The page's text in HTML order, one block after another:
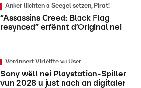
Anker liichten a Seegel setzen, Pirat!
“Assassins Creed: Black Flag
resynced” erfënnt d’Original nei
Verännert Virléifte vu User
Sony wëll nei Playstation-Spiller
vun 2028 u just nach an digitaler